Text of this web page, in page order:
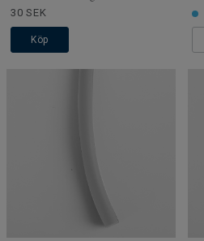
30 SEK
Köp